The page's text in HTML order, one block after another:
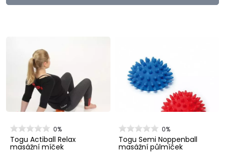
0%
Togu Actiball Relax
masážní míček
0%
Togu Semi Noppenball
masážní půlmíček